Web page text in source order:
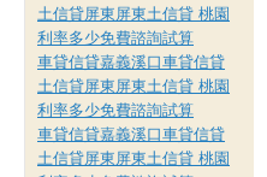
土信貸屏東屏東土信貸 桃園
利率多少免費諮詢試算
車貸信貸嘉義溪口車貸信貸
土信貸屏東屏東土信貸 桃園
利率多少免費諮詢試算
車貸信貸嘉義溪口車貸信貸
土信貸屏東屏東土信貸 桃園